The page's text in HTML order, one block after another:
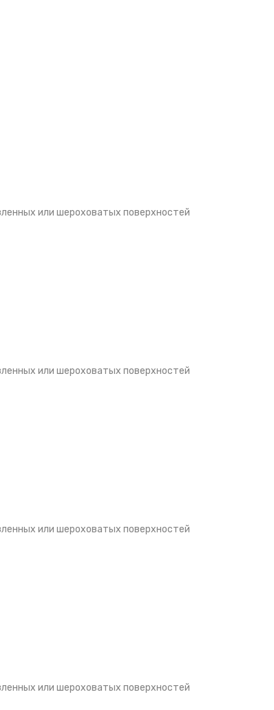
или шероховатых поверхностей
или шероховатых поверхностей
или шероховатых поверхностей
или шероховатых поверхностей